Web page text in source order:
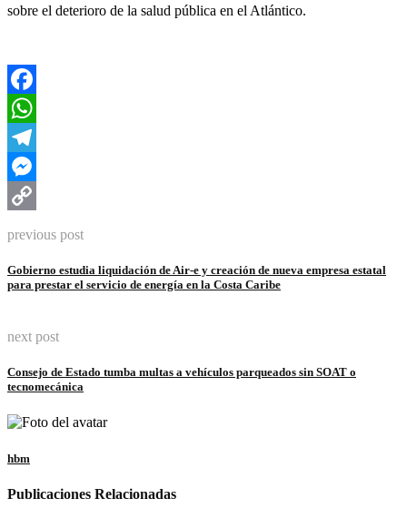
sobre el deterioro de la salud pública en el Atlántico.
Facebook
WhatsApp
Telegram
Messenger
previous post
Gobierno estudia liquidación de Air-e y creación de nueva empresa estatal
para prestar el servicio de energía en la Costa Caribe
next post
Consejo de Estado tumba multas a vehículos parqueados sin SOAT o
tecnomecánica
hbm
Publicaciones Relacionadas